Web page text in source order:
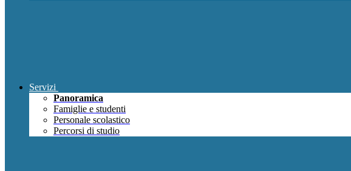
Servizi
Panoramica
Famiglie e studenti
Personale scolastico
Percorsi di studio